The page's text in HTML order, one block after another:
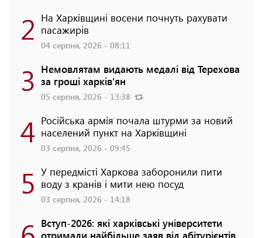
2 На Харківщині восени почнуть рахувати
пасажирів
04 серпня, 2026 - 08:11
3 Немовлятам видають медалі від Терехова
за гроші харків'ян
05 серпня, 2026 - 13:38
4 Російська армія почала штурми за новий
населений пункт на Харківщині
03 серпня, 2026 - 09:45
5 У передмісті Харкова заборонили пити
воду з кранів і мити нею посуд
03 серпня, 2026 - 14:18
Вступ-2026: які харківські університети
отримали найбільше заяв від абітурієнтів